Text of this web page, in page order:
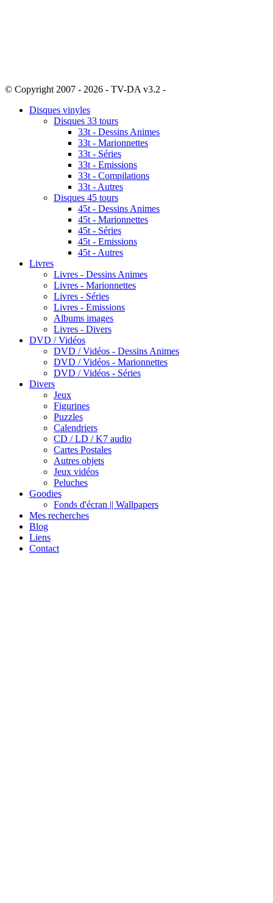
© Copyright 2007 - 2026 - TV-DA v3.2 -
Disques vinyles
Disques 33 tours
33t - Dessins Animes
33t - Marionnettes
33t - Séries
33t - Emissions
33t - Compilations
33t - Autres
Disques 45 tours
45t - Dessins Animes
45t - Marionnettes
45t - Séries
45t - Emissions
45t - Autres
Livres
Livres - Dessins Animes
Livres - Marionnettes
Livres - Séries
Livres - Emissions
Albums images
Livres - Divers
DVD / Vidéos
DVD / Vidéos - Dessins Animes
DVD / Vidéos - Marionnettes
DVD / Vidéos - Séries
Divers
Jeux
Figurines
Puzzles
Calendriers
CD / LD / K7 audio
Cartes Postales
Autres objets
Jeux vidéos
Peluches
Goodies
Fonds d'écran || Wallpapers
Mes recherches
Blog
Liens
Contact